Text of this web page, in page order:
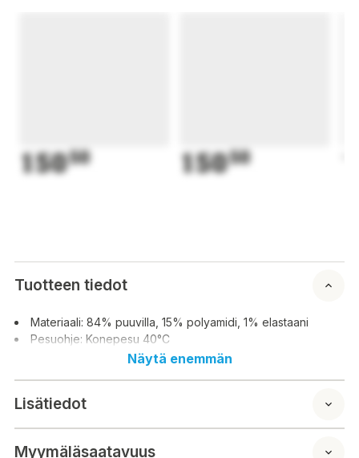
15050 15050
Tuotteen tiedot
Materiaali: 84% puuvilla, 15% polyamidi, 1% elastaani
Pesuohje: Konepesu 40°C
Näytä enemmän
Lisätiedot
Myymäläsaatavuus